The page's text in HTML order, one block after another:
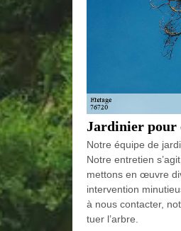
Jardinier pour
Notre équipe de
Notre entretien
mettons en œuvre
intervention
à nous contacter,
tuer l’arbre.